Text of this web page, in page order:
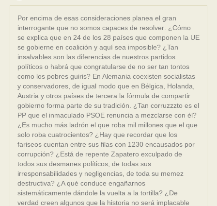
Por encima de esas consideraciones planea el gran
interrogante que no somos capaces de resolver: ¿Cómo
se explica que en 24 de los 28 países que componen la UE
se gobierne en coalición y aquí sea imposible? ¿Tan
insalvables son las diferencias de nuestros partidos
políticos o habrá que congratularse de no ser tan tontos
como los pobres guiris? En Alemania coexisten socialistas
y conservadores, de igual modo que en Bélgica, Holanda,
Austria y otros países de tercera la fórmula de compartir
gobierno forma parte de su tradición. ¿Tan corruzzzto es el
PP que el inmaculado PSOE renuncia a mezclarse con él?
¿Es mucho más ladrón el que roba mil millones que el que
solo roba cuatrocientos? ¿Hay que recordar que los
fariseos cuentan entre sus filas con 1230 encausados por
corrupción? ¿Está de repente Zapatero exculpado de
todos sus desmanes políticos, de todas sus
irresponsabilidades y negligencias, de toda su memez
destructiva? ¿A qué conduce engañarnos
sistemáticamente dándole la vuelta a la tortilla? ¿De
verdad creen algunos que la historia no será implacable